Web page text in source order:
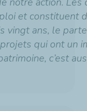
et constituent
vingt ans, le
qui ont un
c’est